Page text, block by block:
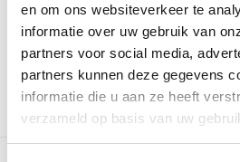
en om ons websiteverkeer te
informatie over uw gebruik van
partners voor social media,
partners kunnen deze gegevens
informatie die u aan ze heeft
verzameld op basis van uw
€ 35,45 € 45,45excl BTW
€ 42,90€ 55,-incl BTW